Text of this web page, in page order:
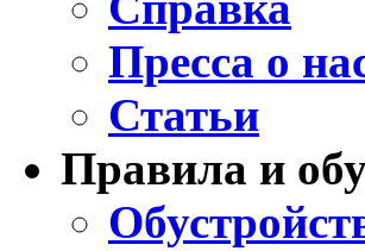
Пресса о
Статьи
Правила и